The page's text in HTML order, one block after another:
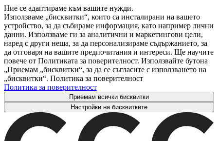
Ние се адаптираме към вашите нужди.
Използваме „бисквитки“, които са инсталирани на вашето
устройство, за да събираме информация, като например лични
данни. Използваме ги за аналитични и маркетингови цели,
наред с други неща, за да персонализираме съдържанието, за
да отговаря на вашите предпочитания и интереси. Ще научите
повече от Политиката за поверителност. Използвайте бутона
„Приемам „бисквитки“, за да се съгласите с използването на
„бисквитки“. Политика за поверителност
Политика за поверителност
Приемам всички бисквитки
Настройки на бисквитките